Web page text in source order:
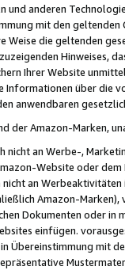
und anderen
mit den
Weise die geltenden
Hinweises,
Ihrer Website
Informationen über die
anwendbaren
der Amazon-Marken,
nicht an Werbe-,
Website oder
an
Amazon-
Dokumenten oder in
einfügen.
Übereinstimmung mit